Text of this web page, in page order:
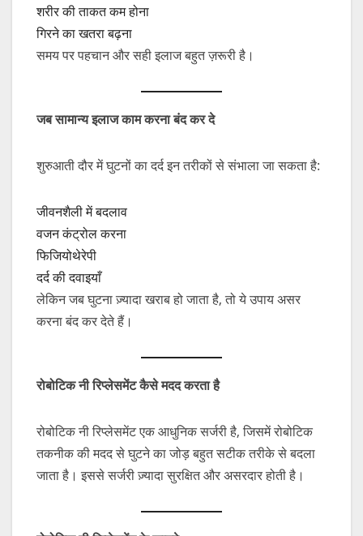
शरीर की ताकत कम होना
गिरने का खतरा बढ़ना
समय पर पहचान और सही इलाज बहुत ज़रूरी है।
जबसामान्यइलाजकामकरनाबंदकरदे
शुरुआती दौर में घुटनों का दर्द इन तरीकों से संभाला जा सकता है:
जीवनशैली में बदलाव
वजन कंट्रोल करना
फिजियोथेरेपी
दर्द की दवाइयाँ
लेकिन जब घुटना ज़्यादा खराब हो जाता है, तो ये उपाय असर
करना बंद कर देते हैं।
रोबोटिकनीरिप्लेसमेंटकैसेमददकरताहै
रोबोटिक नी रिप्लेसमेंट एक आधुनिक सर्जरी है, जिसमें रोबोटिक
तकनीक की मदद से घुटने का जोड़ बहुत सटीक तरीके से बदला
जाता है। इससे सर्जरी ज़्यादा सुरक्षित और असरदार होती है।